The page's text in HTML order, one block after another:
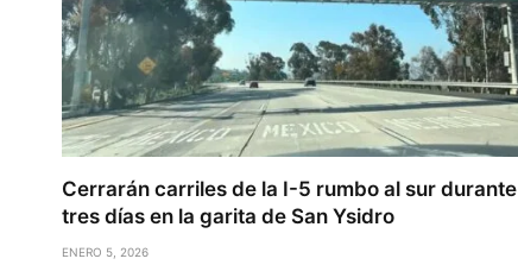
Cerrarán carriles de la I-5 rumbo al sur durante
tres días en la garita de San Ysidro
ENERO 5, 2026